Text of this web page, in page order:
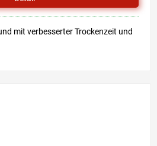
mit verbesserter Trockenzeit und